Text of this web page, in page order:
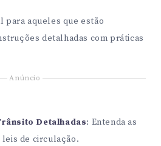
para aqueles que estão
detalhadas com práticas
Anúncio
Detalhadas: Entenda as
leis de circulação.